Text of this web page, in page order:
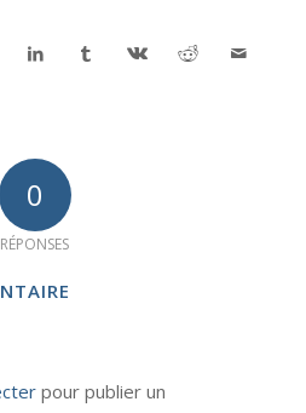
0
RÉPONSES
pour publier un